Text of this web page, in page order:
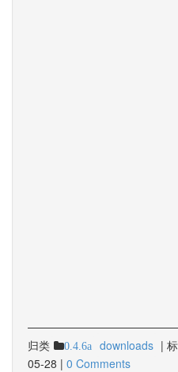
归类 0.4.6a downloads |
05-28 | 0 Comments